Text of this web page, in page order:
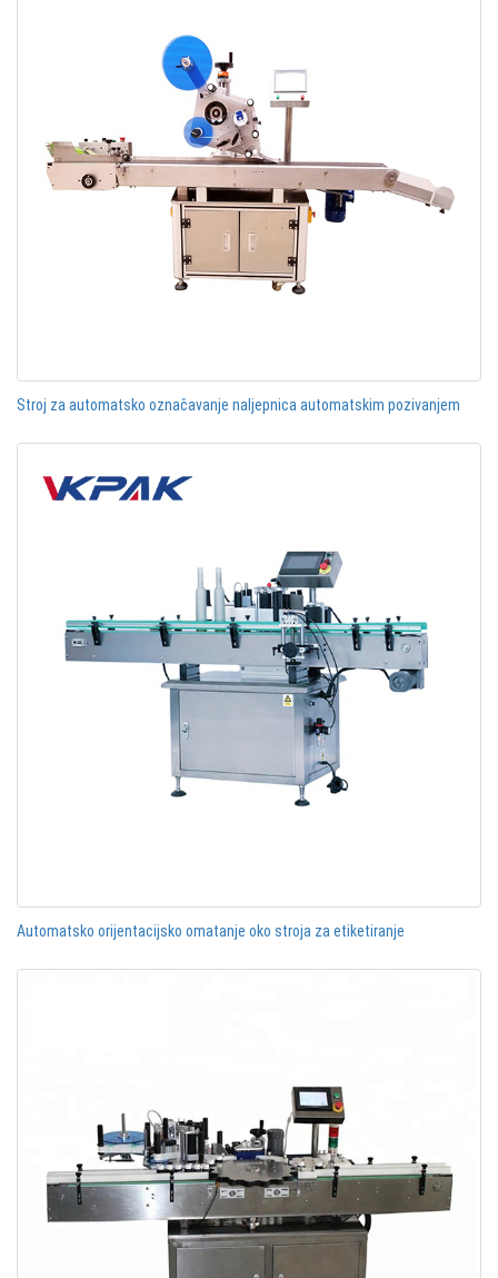
Stroj za automatsko označavanje naljepnica automatskim pozivanjem
Automatsko orijentacijsko omatanje oko stroja za etiketiranje